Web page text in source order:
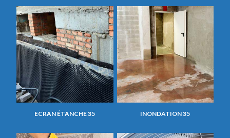
ECRAN ÉTANCHE 35 INONDATION 35